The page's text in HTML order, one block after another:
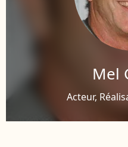
Mel
Acteur,